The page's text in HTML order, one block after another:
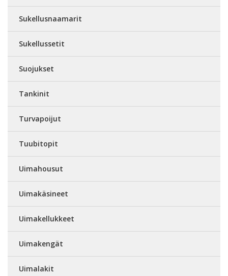
Sukellusnaamarit
Sukellussetit
Suojukset
Tankinit
Turvapoijut
Tuubitopit
Uimahousut
Uimakäsineet
Uimakellukkeet
Uimakengät
Uimalakit